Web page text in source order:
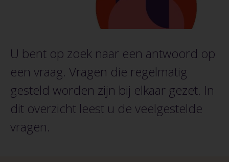
U bent op zoek naar een antwoord op
een vraag. Vragen die regelmatig
gesteld worden zijn bij elkaar gezet. In
dit overzicht leest u de veelgestelde
vragen.